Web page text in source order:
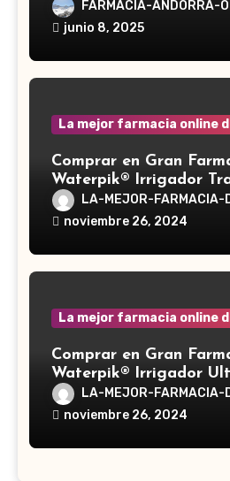
Reishi, cuyo nombre
Ganoderma lucidum, es
en la medicina
FARMACIA-ANDORRA-
junio 8, 2025
La mejor farmacia online
Comprar en Gran
Waterpik® Irrigador
LA-MEJOR-FARMACIA-
noviembre 26, 2024
La mejor farmacia online
Comprar en Gran
Waterpik® Irrigador
LA-MEJOR-FARMACIA-
noviembre 26, 2024